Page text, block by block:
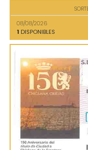
08/08/2026
1 DISPONIBLES